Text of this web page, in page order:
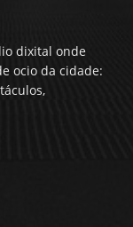
dixital onde
ocio da cidade: